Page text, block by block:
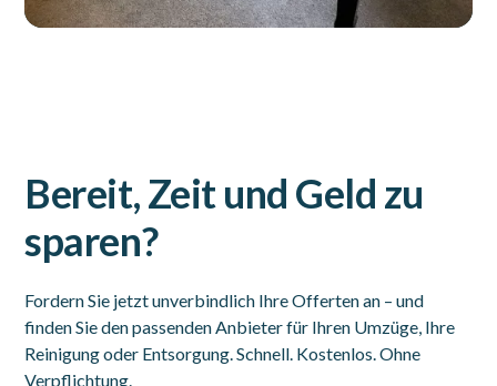
Bereit, Zeit und Geld zu
sparen?
Fordern Sie jetzt unverbindlich Ihre Offerten an – und
finden Sie den passenden Anbieter für Ihren Umzüge, Ihre
Reinigung oder Entsorgung. Schnell. Kostenlos. Ohne
Verpflichtung.